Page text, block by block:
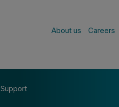
About us Careers
Support